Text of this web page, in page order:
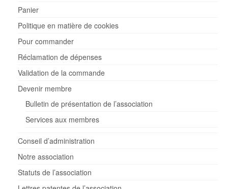
Panier
Politique en matière de cookies
Pour commander
Réclamation de dépenses
Validation de la commande
Devenir membre
Bulletin de présentation de l’association
Services aux membres
Conseil d’administration
Notre association
Statuts de l’association